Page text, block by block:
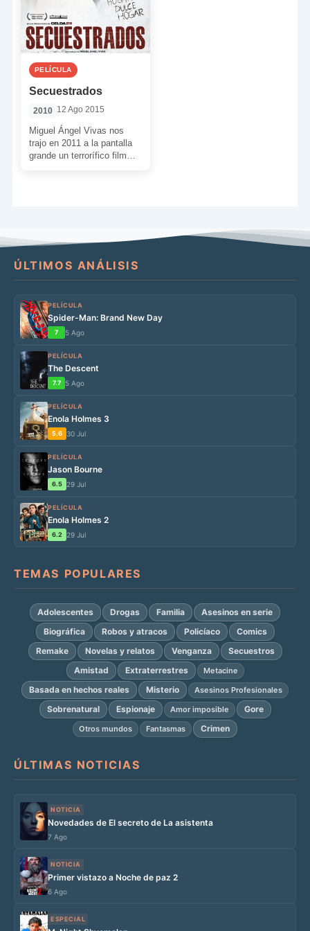
PELÍCULA
Secuestrados
2010 12 Ago 2015
Miguel Ángel Vivas nos
trajo en 2011 a la pantalla
grande un terrorífico film
ÚLTIMOS ANÁLISIS
PELÍCULA
Spider-Man: Brand New Day
7 5 Ago
PELÍCULA
The Descent
7.7 5 Ago
PELÍCULA
Enola Holmes 3
5.6 30 Jul
PELÍCULA
Jason Bourne
6.5 29 Jul
PELÍCULA
Enola Holmes 2
6.2 29 Jul
TEMAS POPULARES
Adolescentes Drogas Familia
Asesinos en serie
Biográfica
Robos y atracos Policíaco
Comics
Remake
Novelas y relatos Venganza
Secuestros
Amistad
Extraterrestres Metacine
Basada en hechos reales Misterio Asesinos Profesionales
Sobrenatural Espionaje Amor imposible Gore
Otros mundos Fantasmas Crimen
ÚLTIMAS NOTICIAS
NOTICIA
Novedades de El secreto de La asistenta
7 Ago
NOTICIA
Primer vistazo a Noche de paz 2
6 Ago
ESPECIAL